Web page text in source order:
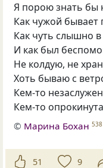
Я порою знать бы
Как чужой бывает
Как чуть слышно в
И как был
Не колдую, не
Хоть бываю с
Кем-то
Кем-то
© Марина Бохан 538
51 9